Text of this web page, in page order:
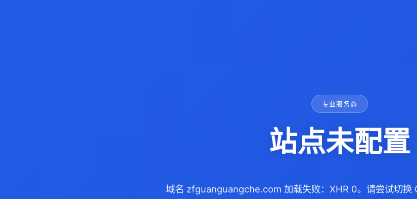
专业服务商
站点未配置
域名 zfguanguangche.com 加载失败：XHR 0。请尝试切换